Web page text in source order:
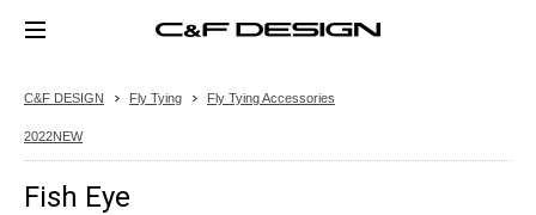
C&F DESIGN Fly Tying Fly Tying Accessories
2022NEW
Fish Eye